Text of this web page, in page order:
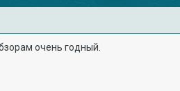
очень годный.